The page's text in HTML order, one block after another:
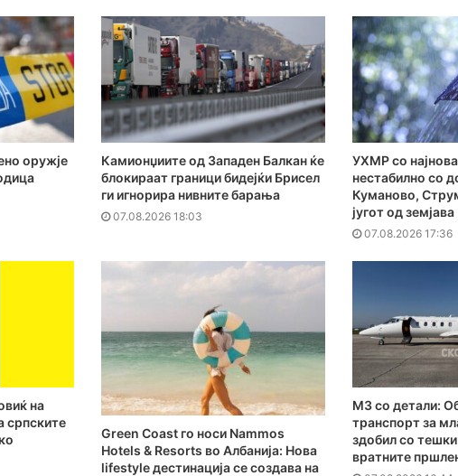
оружје
Камионџиите од Западен Балкан ќе
блокираат граници бидејќи Брисел
ги игнорира нивните барања
07.08.2026 18:03
УХМР со
нестабилно со
Куманово,
југот од земјава
07.08.2026 17:36
на
српските
Green Coast го носи Nammos
Hotels & Resorts во Албанија: Нова
lifestyle дестинација се создава на
MЗ со детали:
транспорт за
здобил со
вратните